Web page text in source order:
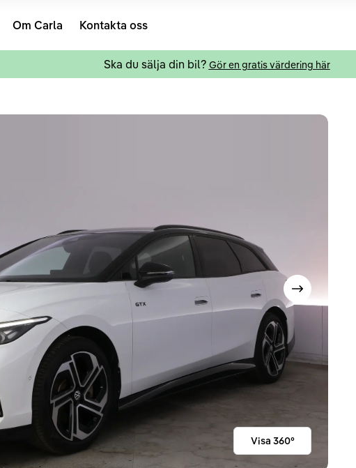
Om Carla Kontakta oss
Ska du sälja din bil? Gör en gratis värdering här
Visa nästa bild
Visa 360°